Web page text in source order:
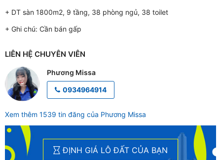
+ DT sàn 1800m2, 9 tầng, 38 phòng ngủ, 38 toilet
+ Ghi chú: Cần bán gấp
LIÊN HỆ CHUYÊN VIÊN
Phương Missa
0934964914
Xem thêm 1539 tin đăng của Phương Missa
ĐỊNH GIÁ LÔ ĐẤT CỦA BẠN